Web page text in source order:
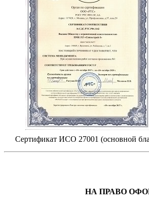
Сертификат ИСО 27001 (основной
НА ПРАВО